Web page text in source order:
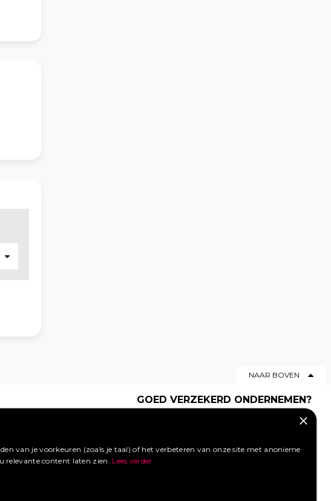
NAAR BOVEN
je
GOED VERZEKERD ONDERNEMEN?
Vraag een offerte aan.
×
van je voorkeuren (zoals je taal) of het verbeteren van onze site met anonieme
relevante content laten zien. Lees verder